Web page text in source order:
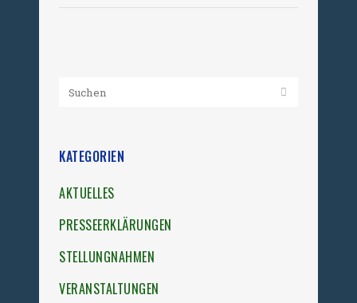
KATEGORIEN
AKTUELLES
PRESSEERKLÄRUNGEN
STELLUNGNAHMEN
VERANSTALTUNGEN